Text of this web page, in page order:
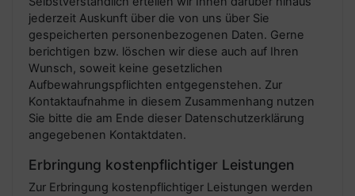
jederzeit Auskunft über die von uns über Sie
gespeicherten personenbezogenen Daten. Gerne
berichtigen bzw. löschen wir diese auch auf Ihren
Wunsch, soweit keine gesetzlichen
Aufbewahrungspflichten entgegenstehen. Zur
Kontaktaufnahme in diesem Zusammenhang nutzen
Sie bitte die am Ende dieser Datenschutzerklärung
angegebenen Kontaktdaten.
Erbringung kostenpflichtiger Leistungen
Zur Erbringung kostenpflichtiger Leistungen werden